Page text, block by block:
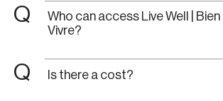
Q
Who can access Live Well | Bien
Vivre?
Q Is there a cost?